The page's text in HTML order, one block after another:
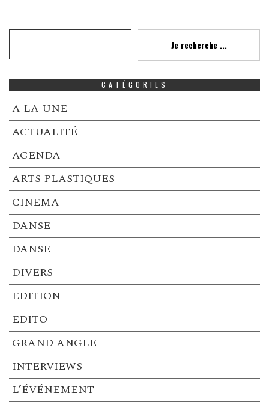
Je recherche ...
CATÉGORIES
A LA UNE
ACTUALITÉ
AGENDA
ARTS PLASTIQUES
CINEMA
DANSE
DANSE
DIVERS
EDITION
EDITO
GRAND ANGLE
INTERVIEWS
L’ÉVÉNEMENT